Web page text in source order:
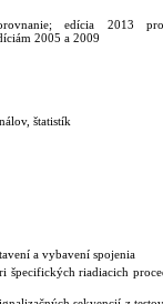
edícia 2013
2005 a 2009
štatistík
a vybavení spojenia
špecifických riadiacich